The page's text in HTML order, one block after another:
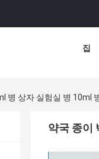
집
병 상자 실험실 병 10ml
약국 종이